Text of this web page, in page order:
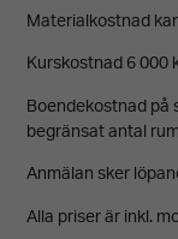
Materialkostnad
Kurskostnad 6 000
Boendekostnad
begränsat antal
Anmälan sker
Alla priser är inkl.